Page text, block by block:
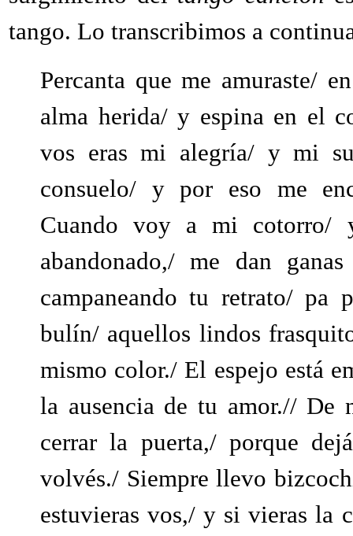
tango. Lo transcribimos a
Percanta que me amuraste/
alma herida/ y espina en el
vos eras mi alegría/ y mi
consuelo/ y por eso me
Cuando voy a mi cotorro/
abandonado,/ me dan
campaneando tu retrato/ pa
bulín/ aquellos lindos
mismo color./ El espejo está
la ausencia de tu amor.// De
cerrar la puerta,/ porque
volvés./ Siempre llevo
estuvieras vos,/ y si vieras la